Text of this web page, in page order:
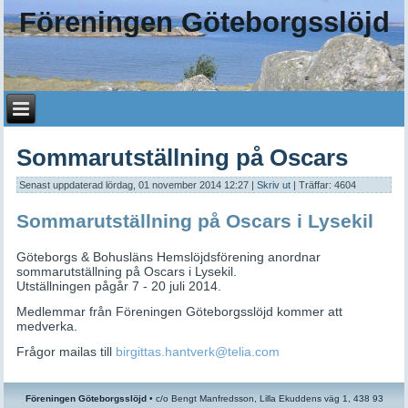
Föreningen Göteborgsslöjd
Sommarutställning på Oscars
Senast uppdaterad lördag, 01 november 2014 12:27 |Skriv ut | Träffar: 4604
Sommarutställning på Oscars i Lysekil
Göteborgs & Bohusläns Hemslöjdsförening anordnar
sommarutställning på Oscars i Lysekil.
Utställningen pågår 7 - 20 juli 2014.
Medlemmar från Föreningen Göteborgsslöjd kommer att
medverka.
Frågor mailas till birgittas.hantverk@telia.com
Föreningen Göteborgsslöjd • c/o Bengt Manfredsson, Lilla Ekuddens väg 1, 438 93